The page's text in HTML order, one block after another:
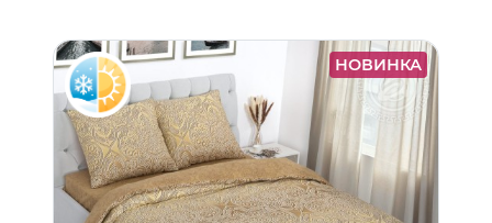
НОВИНКА